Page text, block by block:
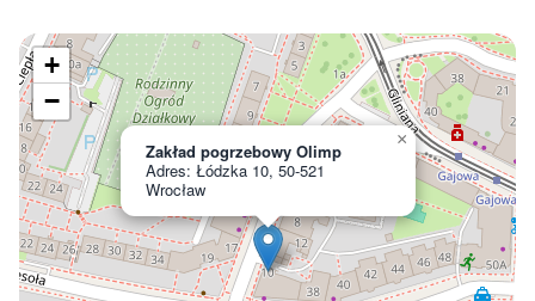
Zakład pogrzebowy Olimp
Adres: Łódzka 10, 50-521
Wrocław
×
+
−